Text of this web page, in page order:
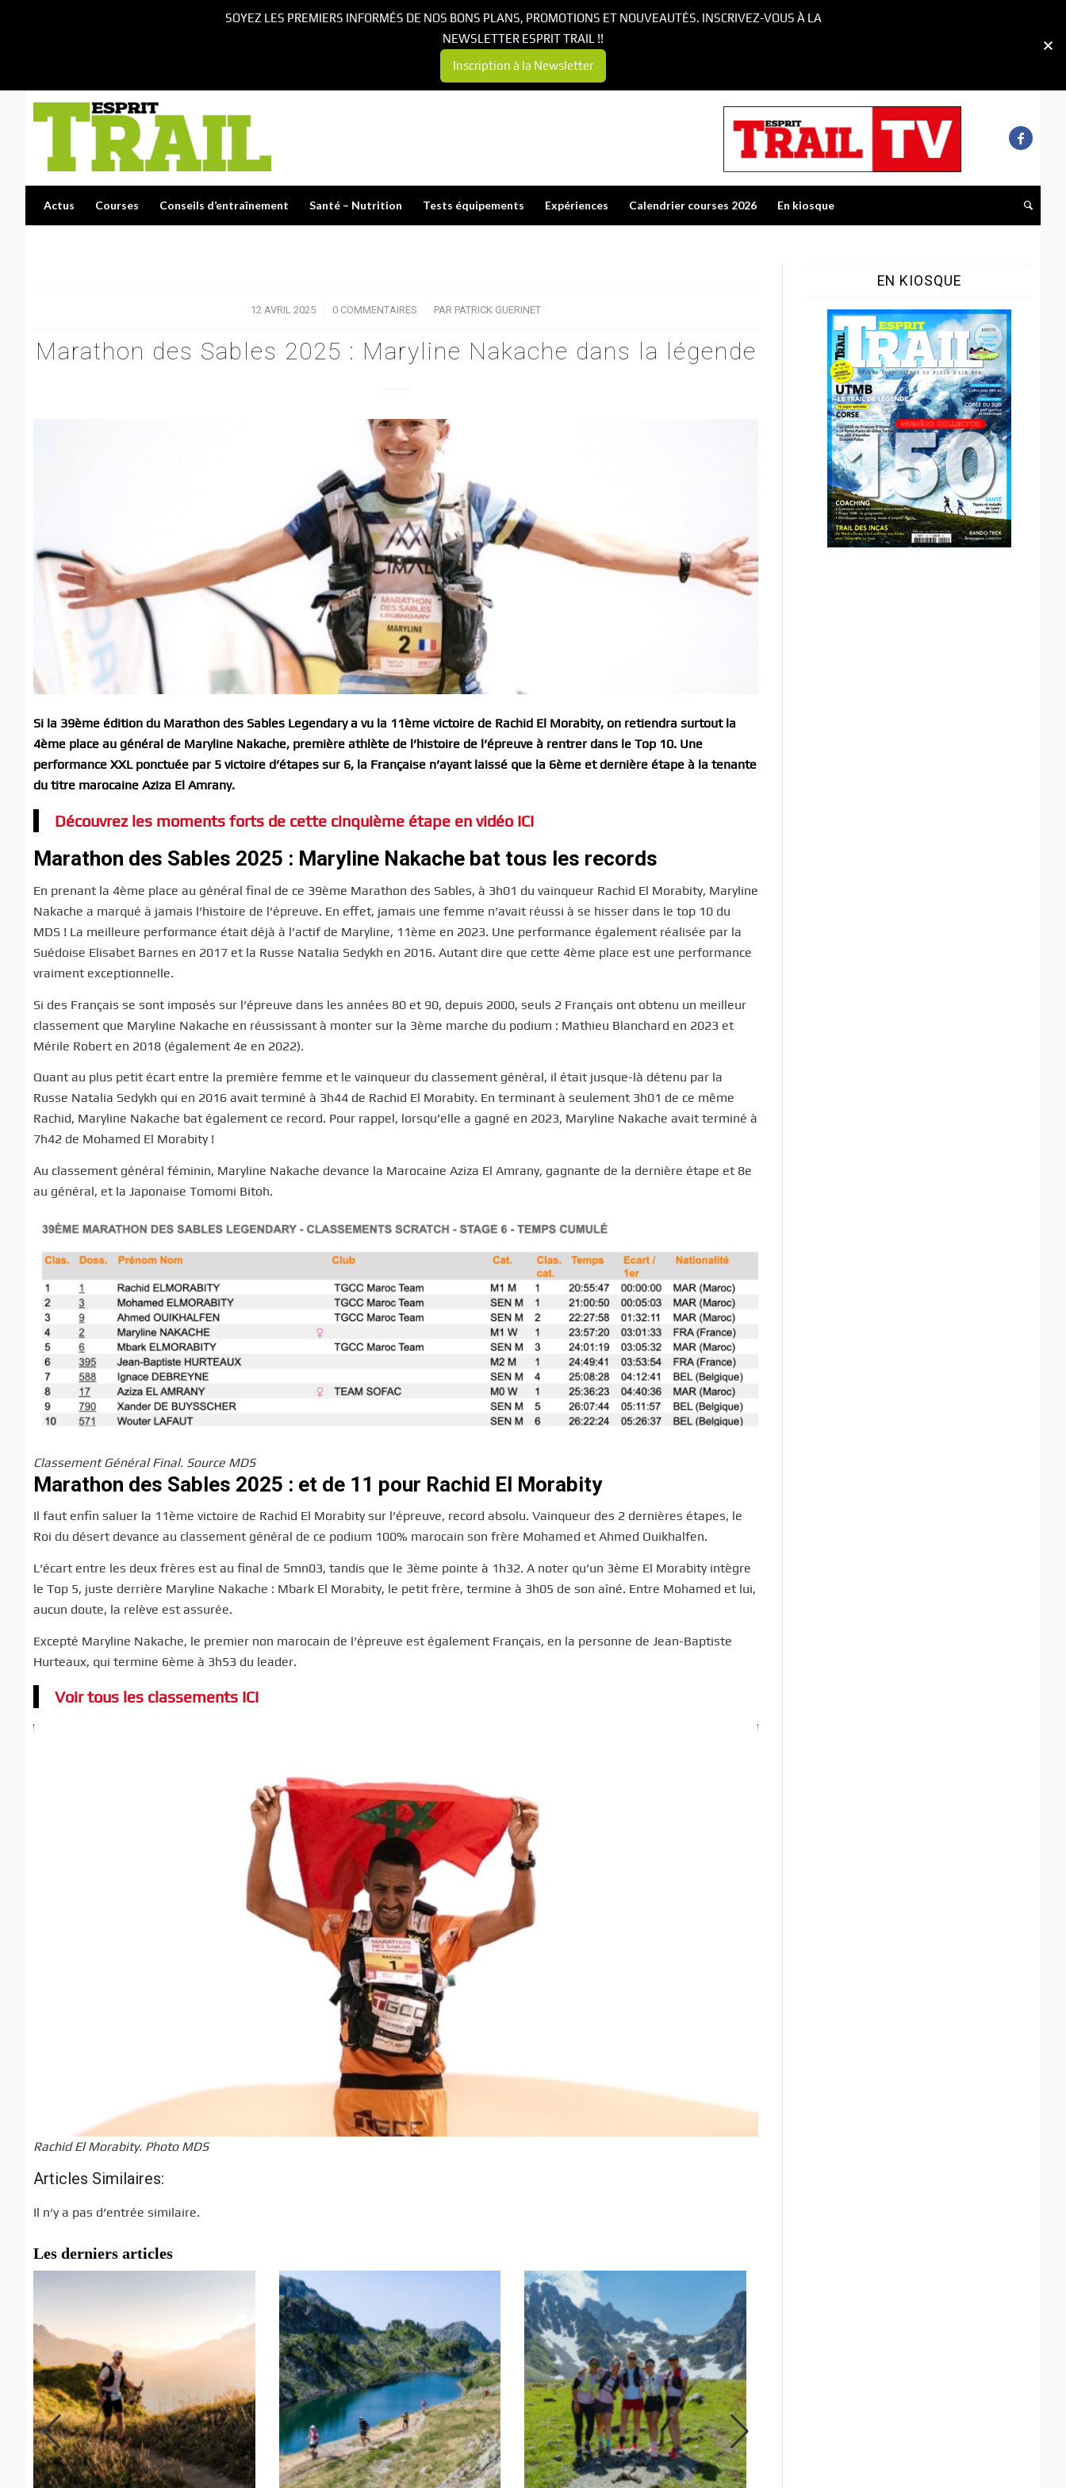
Actus Courses Conseils d’entraînement Santé – Nutrition Tests équipements Expériences Calendrier courses 2026 En kiosque
12 AVRIL 2025
/ 0 COMMENTAIRES
/ PAR PATRICK GUERINET
Marathon des Sables 2025 : Maryline Nakache dans la légende
Si la 39ème édition du Marathon des Sables Legendary a vu la 11ème victoire de Rachid El Morabity, on retiendra surtout la
4ème place au général de Maryline Nakache, première athlète de l’histoire de l’épreuve à rentrer dans le Top 10. Une
performance XXL ponctuée par 5 victoire d’étapes sur 6, la Française n’ayant laissé que la 6ème et dernière étape à la tenante
du titre marocaine Aziza El Amrany.
Découvrez les moments forts de cette cinquième étape en vidéo ICI
Marathon des Sables 2025 : Maryline Nakache bat tous les records
En prenant la 4ème place au général final de ce 39ème Marathon des Sables, à 3h01 du vainqueur Rachid El Morabity, Maryline
Nakache a marqué à jamais l’histoire de l’épreuve. En effet, jamais une femme n’avait réussi à se hisser dans le top 10 du
MDS ! La meilleure performance était déjà à l’actif de Maryline, 11ème en 2023. Une performance également réalisée par la
Suédoise Elisabet Barnes en 2017 et la Russe Natalia Sedykh en 2016. Autant dire que cette 4ème place est une performance
vraiment exceptionnelle.
Si des Français se sont imposés sur l’épreuve dans les années 80 et 90, depuis 2000, seuls 2 Français ont obtenu un meilleur
classement que Maryline Nakache en réussissant à monter sur la 3ème marche du podium : Mathieu Blanchard en 2023 et
Mérile Robert en 2018 (également 4e en 2022).
Quant au plus petit écart entre la première femme et le vainqueur du classement général, il était jusque-là détenu par la
Russe Natalia Sedykh qui en 2016 avait terminé à 3h44 de Rachid El Morabity. En terminant à seulement 3h01 de ce même
Rachid, Maryline Nakache bat également ce record. Pour rappel, lorsqu’elle a gagné en 2023, Maryline Nakache avait terminé à
7h42 de Mohamed El Morabity !
Au classement général féminin, Maryline Nakache devance la Marocaine Aziza El Amrany, gagnante de la dernière étape et 8e
au général, et la Japonaise Tomomi Bitoh.
Classement Général Final. Source MDS
Marathon des Sables 2025 : et de 11 pour Rachid El Morabity
Il faut enfin saluer la 11ème victoire de Rachid El Morabity sur l’épreuve, record absolu. Vainqueur des 2 dernières étapes, le
Roi du désert devance au classement général de ce podium 100% marocain son frère Mohamed et Ahmed Ouikhalfen.
L’écart entre les deux frères est au final de 5mn03, tandis que le 3ème pointe à 1h32. A noter qu’un 3ème El Morabity intègre
le Top 5, juste derrière Maryline Nakache : Mbark El Morabity, le petit frère, termine à 3h05 de son aîné. Entre Mohamed et lui,
aucun doute, la relève est assurée.
Excepté Maryline Nakache, le premier non marocain de l’épreuve est également Français, en la personne de Jean-Baptiste
Hurteaux, qui termine 6ème à 3h53 du leader.
Voir tous les classements ICI
Rachid El Morabity. Photo MDS
Articles Similaires:
Il n’y a pas d’entrée similaire.
Les derniers articles
EN KIOSQUE
SOYEZ LES PREMIERS INFORMÉS DE NOS BONS PLANS, PROMOTIONS ET NOUVEAUTÉS. INSCRIVEZ-VOUS À LA
NEWSLETTER ESPRIT TRAIL !!
Inscription à la Newsletter